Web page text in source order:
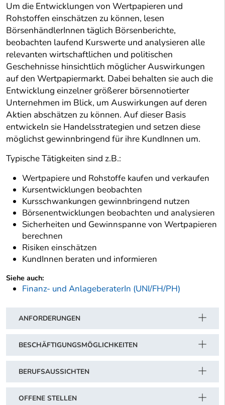
Um die Entwicklungen von Wertpapieren und
Rohstoffen einschätzen zu können, lesen
BörsenhändlerInnen täglich Börsenberichte,
beobachten laufend Kurswerte und analysieren alle
relevanten wirtschaftlichen und politischen
Geschehnisse hinsichtlich möglicher Auswirkungen
auf den Wertpapiermarkt. Dabei behalten sie auch die
Entwicklung einzelner größerer börsennotierter
Unternehmen im Blick, um Auswirkungen auf deren
Aktien abschätzen zu können. Auf dieser Basis
entwickeln sie Handelsstrategien und setzen diese
möglichst gewinnbringend für ihre KundInnen um.
Typische Tätigkeiten sind z.B.:
Wertpapiere und Rohstoffe kaufen und verkaufen
Kursentwicklungen beobachten
Kursschwankungen gewinnbringend nutzen
Börsenentwicklungen beobachten und analysieren
Sicherheiten und Gewinnspanne von Wertpapieren
berechnen
Risiken einschätzen
KundInnen beraten und informieren
Siehe auch:
Finanz- und AnlageberaterIn (UNI/FH/PH)
ANFORDERUNGEN
BESCHÄFTIGUNGSMÖGLICHKEITEN
BERUFSAUSSICHTEN
OFFENE STELLEN